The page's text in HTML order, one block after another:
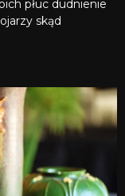
płuc dudnienie
skąd